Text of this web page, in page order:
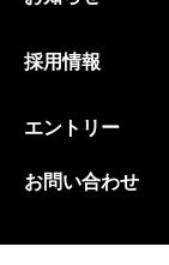
採用情報
エントリー
お問い合わせ